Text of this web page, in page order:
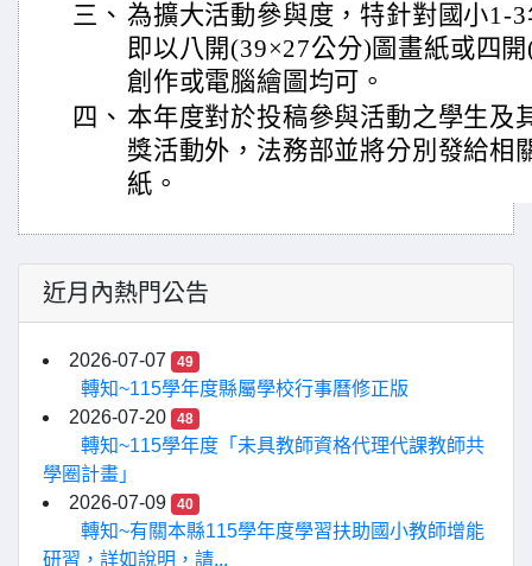
三、 為擴大活動參與度，特針對國小1-
即以八開(39×27公分)圖畫紙或四
創作或電腦繪圖均可。
四、 本年度對於投稿參與活動之學生及
獎活動外，法務部並將分別發給相
紙。
近月內熱門公告
2026-07-07 49
轉知~115學年度縣屬學校行事曆修正版
2026-07-20
48
轉知~115學年度「未具教師資格代理代課教師共
學圈計畫」
2026-07-09
40
轉知~有關本縣115學年度學習扶助國小教師增能
研習，詳如說明，請...